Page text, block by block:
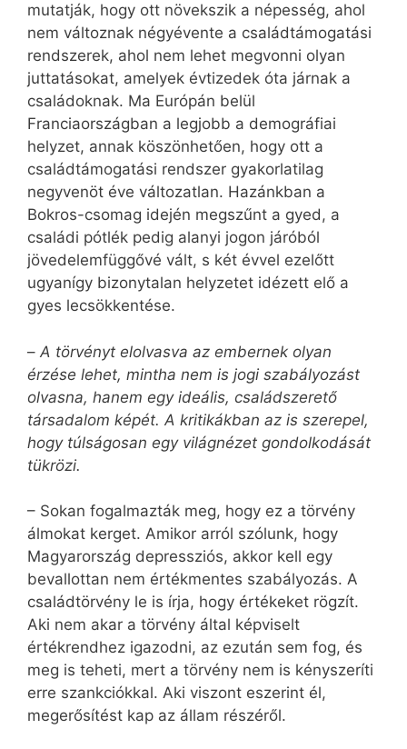
mutatják, hogy ott növekszik a népesség, ahol
nem változnak négyévente a családtámogatási
rendszerek, ahol nem lehet megvonni olyan
juttatásokat, amelyek évtizedek óta járnak a
családoknak. Ma Európán belül
Franciaországban a legjobb a demográfiai
helyzet, annak köszönhetően, hogy ott a
családtámogatási rendszer gyakorlatilag
negyvenöt éve változatlan. Hazánkban a
Bokros-csomag idején megszűnt a gyed, a
családi pótlék pedig alanyi jogon járóból
jövedelemfüggővé vált, s két évvel ezelőtt
ugyanígy bizonytalan helyzetet idézett elő a
gyes lecsökkentése.
– A törvényt elolvasva az embernek olyan
érzése lehet, mintha nem is jogi szabályozást
olvasna, hanem egy ideális, családszerető
társadalom képét. A kritikákban az is szerepel,
hogy túlságosan egy világnézet gondolkodását
tükrözi.
– Sokan fogalmazták meg, hogy ez a törvény
álmokat kerget. Amikor arról szólunk, hogy
Magyarország depressziós, akkor kell egy
bevallottan nem értékmentes szabályozás. A
családtörvény le is írja, hogy értékeket rögzít.
Aki nem akar a törvény által képviselt
értékrendhez igazodni, az ezután sem fog, és
meg is teheti, mert a törvény nem is kényszeríti
erre szankciókkal. Aki viszont eszerint él,
megerősítést kap az állam részéről.